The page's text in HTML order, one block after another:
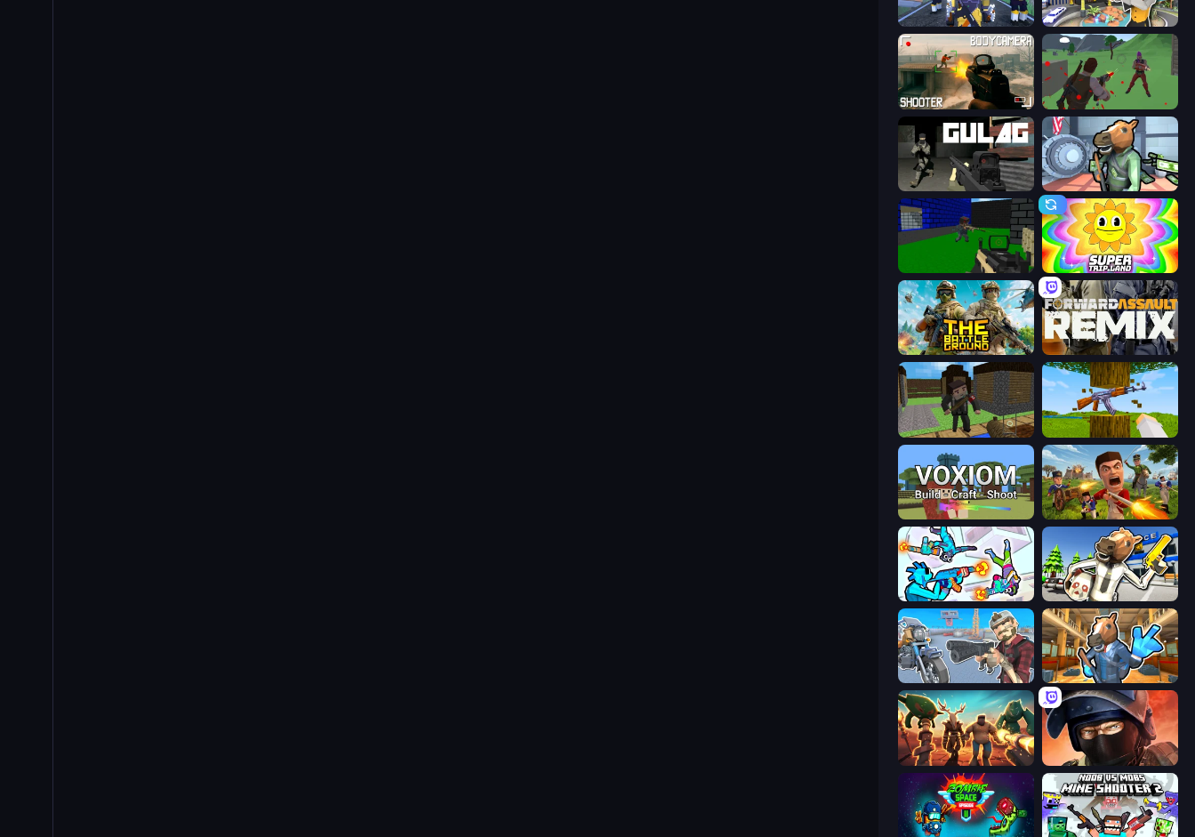
Eternal Road Casino Robbery
BodyCamera Shooter Battle Royale Survival
Gulag Bank Robbery
Advanced Pixel Apocalypse 3 SuperTrip.Land
The Battleground Forward Assault Remix
Block Pixel Gun Apocalypse 3 Mine Shooter 3D
Voxiom.io Redcoats.io
Gravity Arena Shooter Bank Robbery: Escape
Shoot and Drive Bank Robbery 2
Horde Crusher Bullet Force